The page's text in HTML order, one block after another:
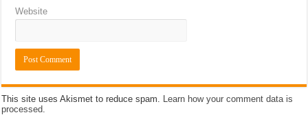
Website
This site uses Akismet to reduce spam.
Learn how your comment data is
processed